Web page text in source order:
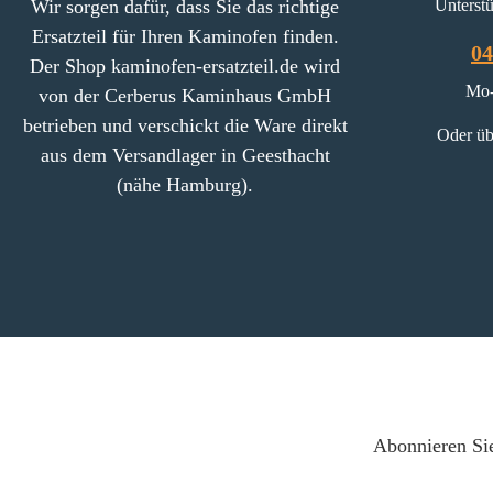
25 mm) Zugumlenkung (354
x 244 x 25 mm)
Wir sorgen dafür, dass Sie das richtige
Ersatzteil für Ihren Kaminofen finden.
Der Shop kaminofen-ersatzteil.de wird
von der Cerberus Kaminhaus GmbH
betrieben und verschickt die Ware direkt
aus dem Versandlager in Geesthacht
(nähe Hamburg).
Oder
Abonnieren